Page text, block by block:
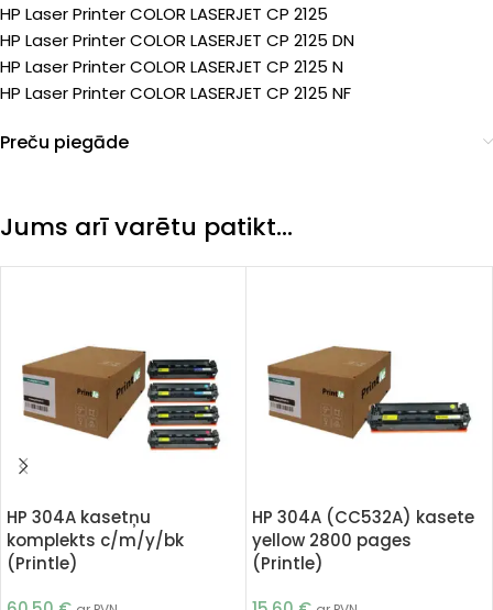
HP Laser Printer COLOR LASERJET CP 2125
HP Laser Printer COLOR LASERJET CP 2125 DN
HP Laser Printer COLOR LASERJET CP 2125 N
HP Laser Printer COLOR LASERJET CP 2125 NF
Preču piegāde
Jums arī varētu patikt…
HP 304A kasetņu
komplekts c/m/y/bk
(Printle)
HP 304A (CC532A) kasete
yellow 2800 pages
(Printle)